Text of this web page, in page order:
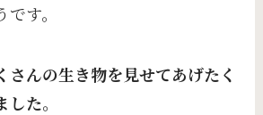
す。
さんの生き物を見せてあげたく
た。